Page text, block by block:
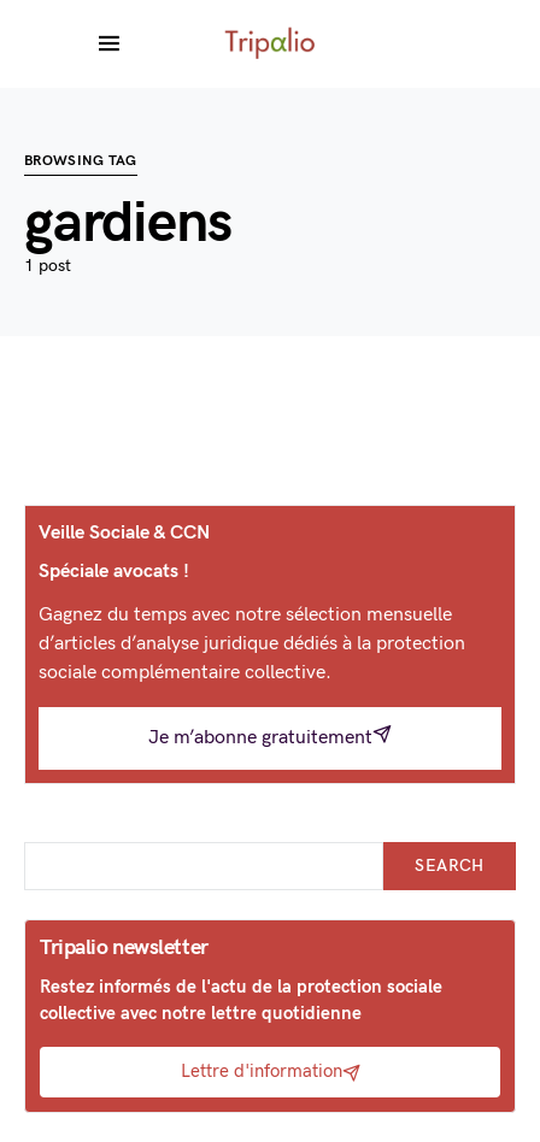
BROWSING TAG
gardiens
1 post
Veille Sociale & CCN
Spéciale avocats !
Gagnez du temps avec notre sélection mensuelle
d’articles d’analyse juridique dédiés à la protection
sociale complémentaire collective.
Je m’abonne gratuitement
SEARCH
Tripalio newsletter
Restez informés de l'actu de la protection sociale
collective avec notre lettre quotidienne
Lettre d'information